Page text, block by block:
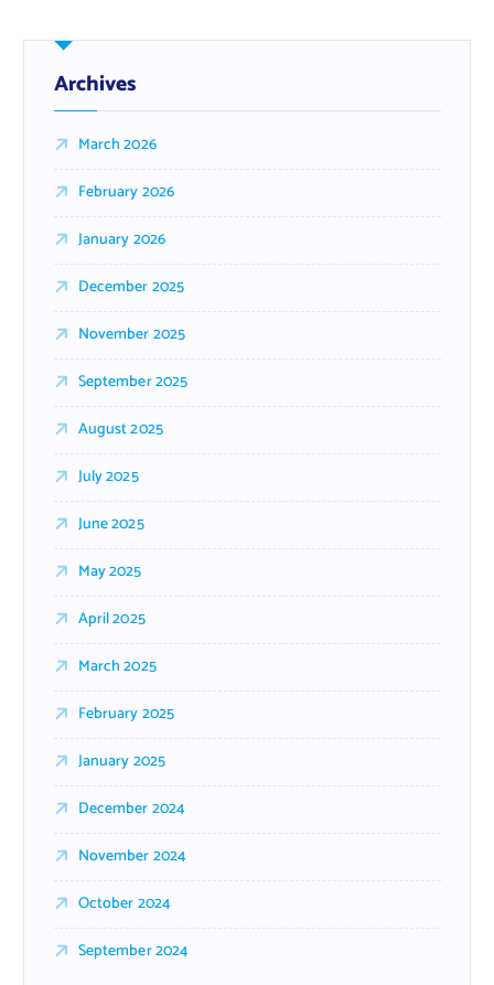
Archives
March 2026
February 2026
January 2026
December 2025
November 2025
September 2025
August 2025
July 2025
June 2025
May 2025
April 2025
March 2025
February 2025
January 2025
December 2024
November 2024
October 2024
September 2024